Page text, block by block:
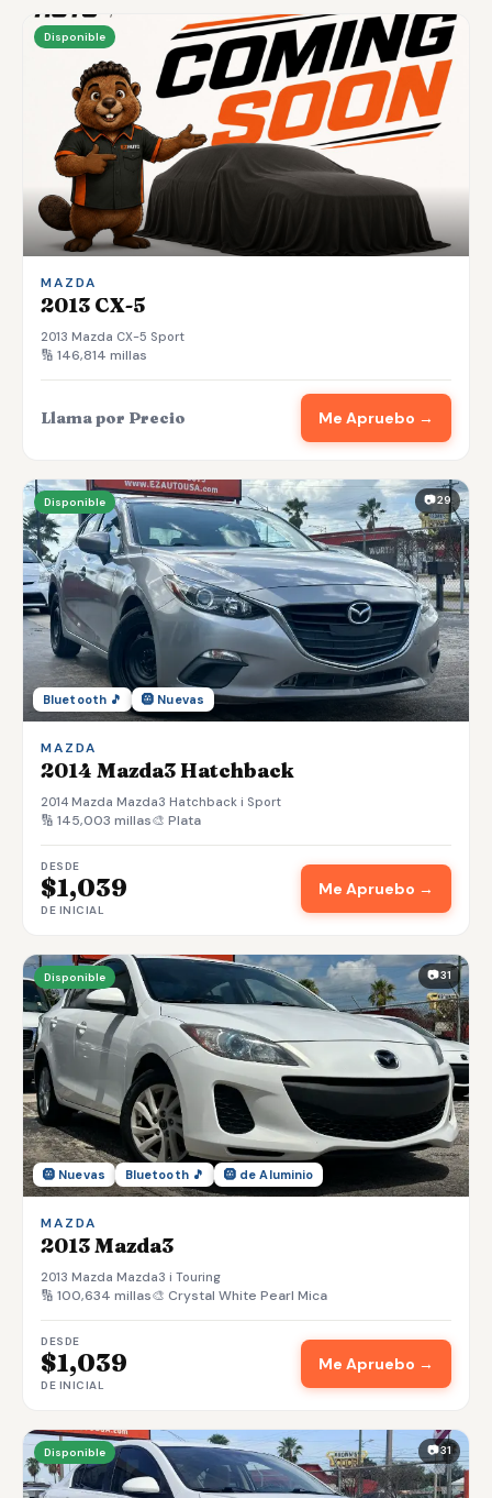
Disponible
MAZDA
2013 CX-5
2013 Mazda CX-5 Sport
🔢 146,814 millas
Llama por Precio Me Apruebo →
Disponible 📷 29
Bluetooth 🎵 🛞 Nuevas
MAZDA
2014 Mazda3 Hatchback
2014 Mazda Mazda3 Hatchback i Sport
🔢 145,003 millas🎨 Plata
DESDE
$1,039
DE INICIAL
Me Apruebo →
Disponible 📷 31
🛞 Nuevas Bluetooth 🎵 🛞 de Aluminio
MAZDA
2013 Mazda3
2013 Mazda Mazda3 i Touring
🔢 100,634 millas🎨 Crystal White Pearl Mica
DESDE
$1,039
DE INICIAL
Me Apruebo →
Disponible 📷 31